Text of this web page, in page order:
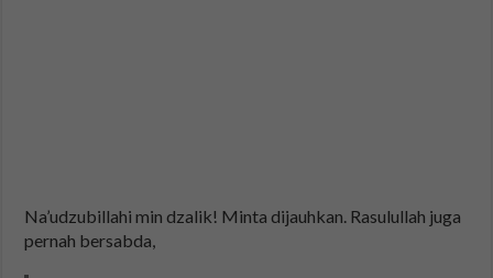
Na’udzubillahi min dzalik! Minta dijauhkan. Rasulullah juga
pernah bersabda,